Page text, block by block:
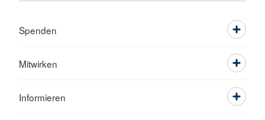
Spenden
Mitwirken
Informieren